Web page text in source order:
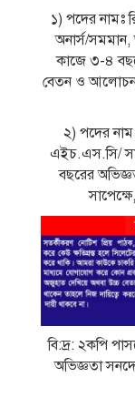
১) পদের নামঃ
অনার্স/সমমান,
কাজে ৩-৪
বেতন ও
২) পদের
এইচ.এস.সি/
বছরের
বি:দ্র: ২কপি
অভিজ্ঞতা